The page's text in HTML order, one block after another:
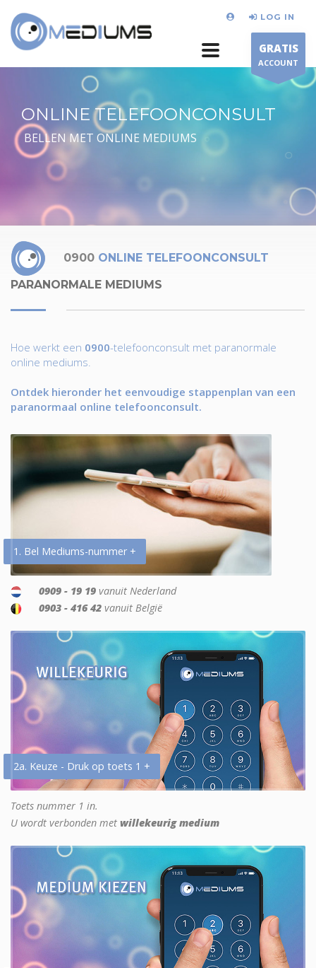
LOG IN
GRATIS
ACCOUNT
ONLINE TELEFOONCONSULT
BELLEN MET ONLINE MEDIUMS
0900 ONLINE TELEFOONCONSULT
PARANORMALE MEDIUMS
Hoe werkt een 0900-telefoonconsult met paranormale
online mediums.
Ontdek hieronder het eenvoudige stappenplan van een
paranormaal online telefoonconsult.
1. Bel Mediums-nummer +
0909 - 19 19 vanuit Nederland
0903 - 416 42 vanuit België
2a. Keuze - Druk op toets 1 +
Toets nummer 1 in.
U wordt verbonden met willekeurig medium